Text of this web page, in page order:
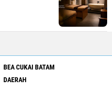
BEA CUKAI BATAM
DAERAH